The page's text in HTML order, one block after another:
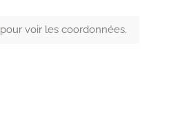
pour voir les coordonnées.